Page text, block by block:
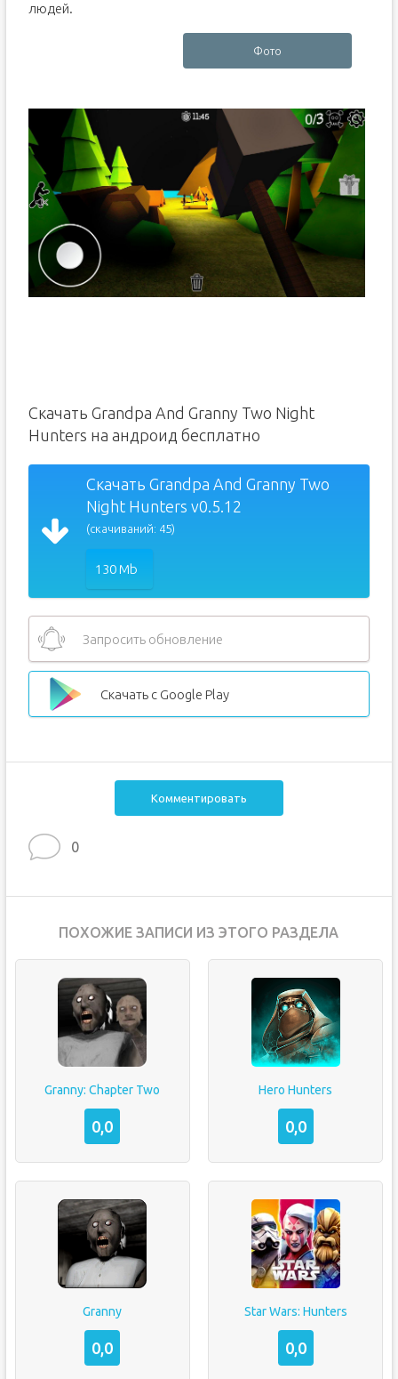
людей.
Фото
Скачать Grandpa And Granny Two Night
Hunters на андроид бесплатно
Скачать Grandpa And Granny Two
Night Hunters v0.5.12
(скачиваний: 45)
130 Mb
Запросить обновление
Скачать с Google Play
Комментировать
0
ПОХОЖИЕ ЗАПИСИ ИЗ ЭТОГО РАЗДЕЛА
Granny: Chapter Two
0,0
Hero Hunters
0,0
Granny
0,0
Star Wars: Hunters
0,0